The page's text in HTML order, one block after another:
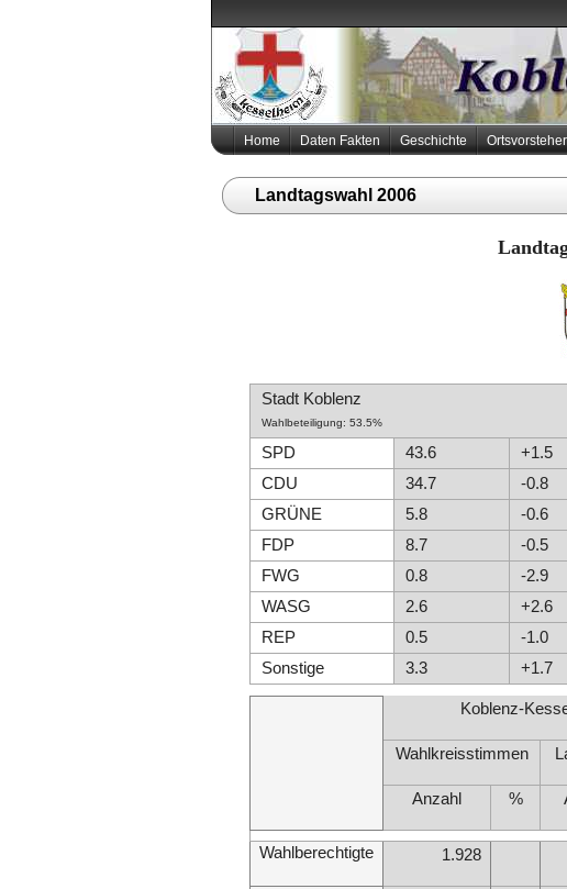
Home Daten Fakten Geschichte Ortsvorsteher
Landtagswahl 2006
Stadt Koblenz
Wahlbeteiligung: 53.5%
SPD 43.6
+1.5
CDU
34.7
-0.8
GRÜNE
5.8
-0.6
FDP
8.7
-0.5
FWG
0.8
-2.9
WASG
2.6
+2.6
REP
0.5
-1.0
Sonstige
3.3 +1.7
Koblenz-
Wahlkreisstimmen
Anzahl %
Wahlberechtigte 1.928